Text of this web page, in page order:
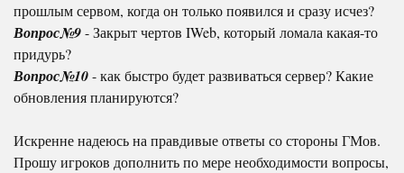
прошлым сервом, когда он только появился и сразу исчез?
Вопрос№9- Закрыт чертов IWeb, который ломала какая-то
придурь?
Вопрос№10- как быстро будет развиваться сервер? Какие
обновления планируются?
Искренне надеюсь на правдивые ответы со стороны ГМов.
Прошу игроков дополнить по мере необходимости вопросы,